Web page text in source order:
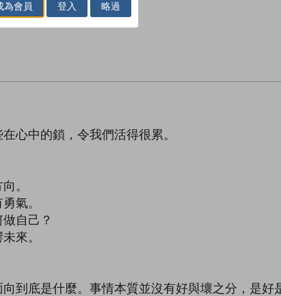
心中的鎖，令我們活得很累。
。
氣。
自己？
來。
到底是什麼。事情本質並沒有好與壞之分，是好
為會員 登入 略過